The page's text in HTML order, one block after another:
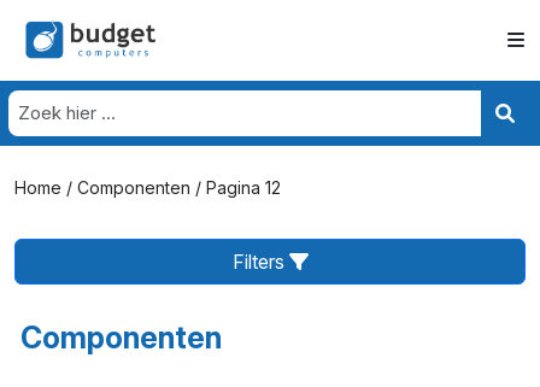
Home / Componenten / Pagina 12
Filters
Componenten